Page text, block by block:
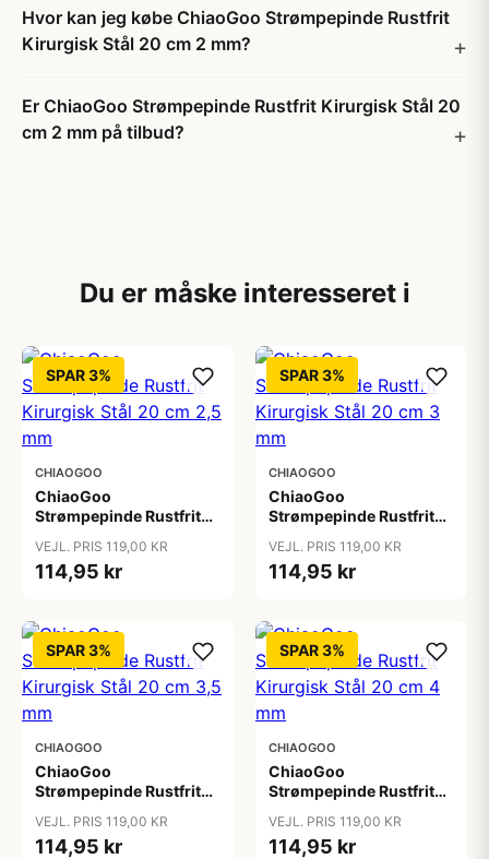
Hvor kan jeg købe ChiaoGoo Strømpepinde Rustfrit
Kirurgisk Stål 20 cm 2 mm?
Er ChiaoGoo Strømpepinde Rustfrit Kirurgisk Stål 20
cm 2 mm på tilbud?
Du er måske interesseret i
SPAR 3%
CHIAOGOO
ChiaoGoo
Strømpepinde Rustfrit
mm
VEJL. PRIS 119,00 KR
114,95 kr
SPAR 3%
CHIAOGOO
ChiaoGoo
Strømpepinde Rustfrit
mm
VEJL. PRIS 119,00 KR
114,95 kr
SPAR 3%
CHIAOGOO
ChiaoGoo
Strømpepinde Rustfrit
mm
VEJL. PRIS 119,00 KR
114,95 kr
SPAR 3%
CHIAOGOO
ChiaoGoo
Strømpepinde Rustfrit
mm
VEJL. PRIS 119,00 KR
114,95 kr